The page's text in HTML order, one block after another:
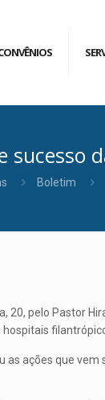
sucesso
Boletim
pelo Pastor
ações que